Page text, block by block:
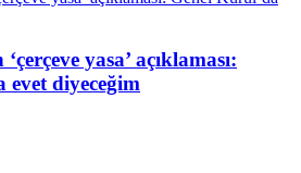
yasa’ açıklaması:
evet diyeceğim